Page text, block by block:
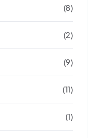
(8)
(2)
(9)
(11)
(1)